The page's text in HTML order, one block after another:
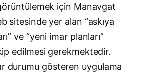
için Manavgat
sitesinde yer alan “askıya
ve “yeni imar planları”
edilmesi gerekmektedir.
durumu gösteren uygulama